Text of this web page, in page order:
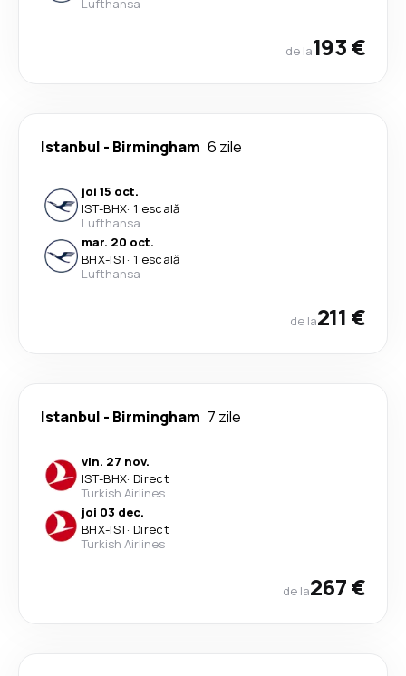
Lufthansa
de la193 €
Istanbul - Birmingham 6 zile
joi 15 oct.
IST-BHX· 1 escală
Lufthansa
mar. 20 oct.
BHX-IST· 1 escală
Lufthansa
de la211 €
Istanbul - Birmingham 7 zile
vin. 27 nov.
IST-BHX· Direct
Turkish Airlines
joi 03 dec.
BHX-IST· Direct
Turkish Airlines
de la267 €